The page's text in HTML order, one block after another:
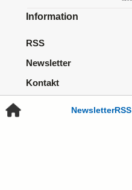
NewsletterRSS
Information
RSS
Newsletter
Kontakt